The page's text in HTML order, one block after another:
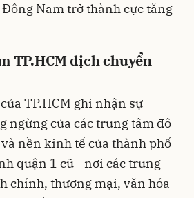
Nam trở thành cực tăng
TP.HCM dịch chuyển
TP.HCM ghi nhận sự
ngừng của các trung tâm đô
nền kinh tế của thành phố
quận 1 cũ - nơi các trung
chính, thương mại, văn hóa